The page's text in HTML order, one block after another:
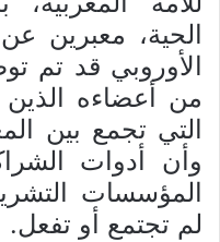
الحية، معبرين
الأوروبي قد تم
من أعضاءه الذين
التي تجمع بين
وأن أدوات
المؤسسات
لم تجتمع أو تفعل.